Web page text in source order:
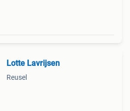
Lotte Lavrijsen
Reusel